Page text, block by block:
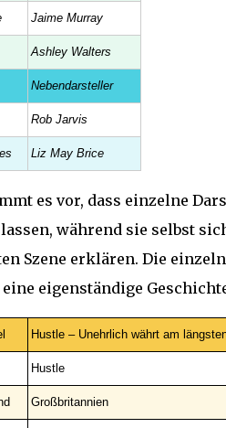
Jaime Murray
Ashley Walters
Nebendarsteller
Rob Jarvis
Liz May Brice
es vor, dass einzelne
während sie selbst
Szene erklären. Die
eigenständige
Hustle – Unehrlich währt am
Hustle
Großbritannien